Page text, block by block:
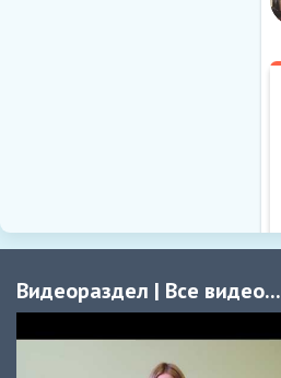
Видеораздел | Все видео...